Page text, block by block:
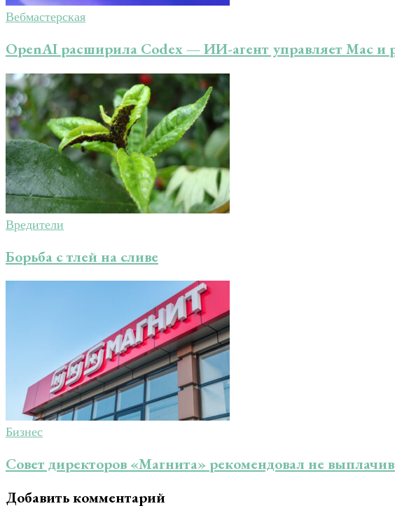
Вебмастерская
OpenAI расширила Codex — ИИ-агент управляет Mac и
Вредители
Борьба с тлей на сливе
Бизнес
Совет директоров «Магнита» рекомендовал не
Добавить комментарий